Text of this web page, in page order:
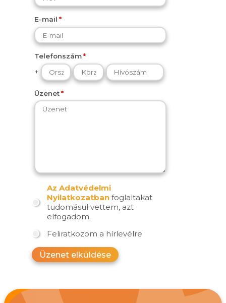
E-mail
Telefonszám
+
Üzenet
Az Adatvédelmi
Nyilatkozatban foglaltakat
tudomásul vettem, azt
elfogadom.
Feliratkozom a hírlevélre
Üzenet elküldése